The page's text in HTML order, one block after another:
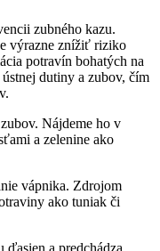
zubného ⁣kazu.
výrazne ​znížiť riziko
potravín bohatých na
dutiny a zubov, čím
Nájdeme ho v
a zelenine ako
vápnika. Zdrojom
ako tuniak či
a predchádza⁣